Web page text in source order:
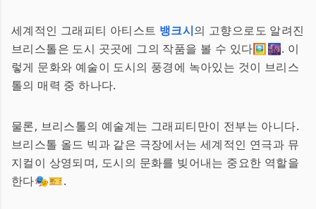
세계적인 그래피티 아티스트 뱅크시의 고향으로도 알려진
브리스톨은 도시 곳곳에 그의 작품을 볼 수 있다🖼️🌆. 이
렇게 문화와 예술이 도시의 풍경에 녹아있는 것이 브리스
톨의 매력 중 하나다.
물론, 브리스톨의 예술계는 그래피티만이 전부는 아니다.
브리스톨 올드 빅과 같은 극장에서는 세계적인 연극과 뮤
지컬이 상영되며, 도시의 문화를 빚어내는 중요한 역할을
한다🎭🎫.